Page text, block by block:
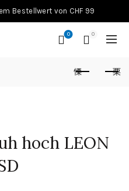
Bestellwert von CHF 99
0 0
hoch LEON